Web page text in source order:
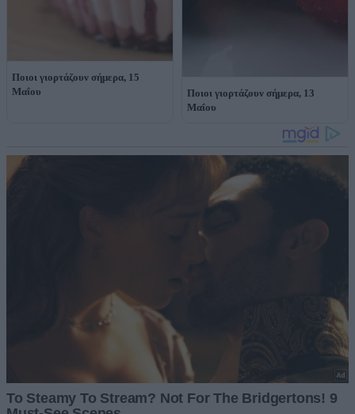
Ποιοι γιορτάζουν σήμερα, 15
Μαΐου
Ποιοι γιορτάζουν σήμερα, 13
Μαΐου